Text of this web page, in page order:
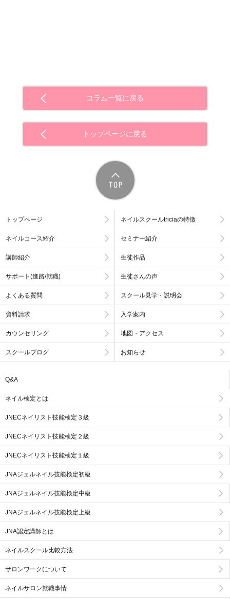
コラム一覧に戻る
トップページに戻る
トップページ ネイルスクールtriciaの特徴
ネイルコース紹介 セミナー紹介
講師紹介 生徒作品
サポート(進路/就職) 生徒さんの声
よくある質問 スクール見学・説明会
資料請求 入学案内
カウンセリング 地図・アクセス
スクールブログ お知らせ
Q&A
ネイル検定とは
JNECネイリスト技能検定３級
JNECネイリスト技能検定２級
JNECネイリスト技能検定１級
JNAジェルネイル技能検定初級
JNAジェルネイル技能検定中級
JNAジェルネイル技能検定上級
JNA認定講師とは
ネイルスクール比較方法
サロンワークについて
ネイルサロン就職事情